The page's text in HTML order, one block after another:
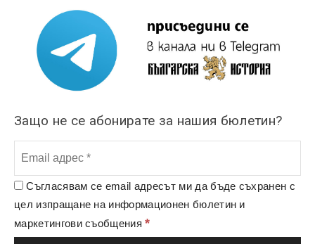
Защо не се абонирате за нашия бюлетин?
Съгласявам се email адресът ми да бъде съхранен с
цел изпращане на информационен бюлетин и
маркетингови съобщения*